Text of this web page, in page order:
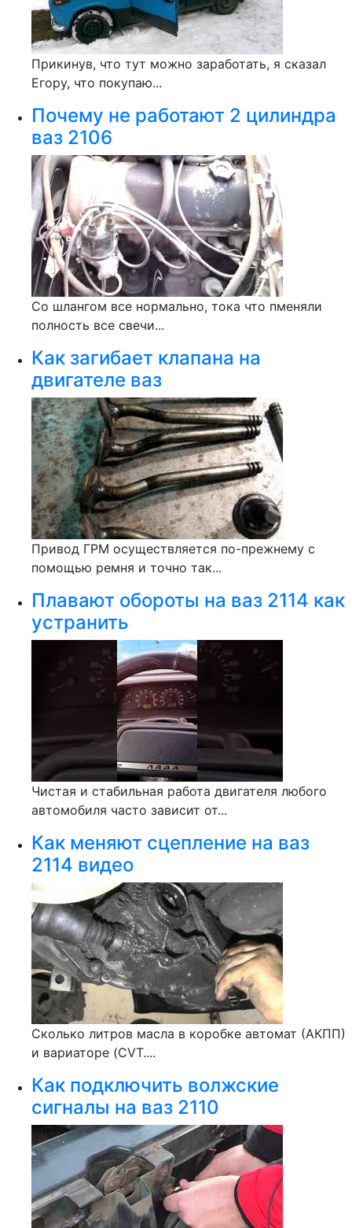
Прикинув, что тут можно заработать, я сказал
Егору, что покупаю...
Почему не работают 2 цилиндра
ваз 2106
Со шлангом все нормально, тока что пменяли
полность все свечи...
Как загибает клапана на
двигателе ваз
Привод ГРМ осуществляется по-прежнему с
помощью ремня и точно так...
Плавают обороты на ваз 2114 как
устранить
Чистая и стабильная работа двигателя любого
автомобиля часто зависит от...
Как меняют сцепление на ваз
2114 видео
Сколько литров масла в коробке автомат (АКПП)
и вариаторе (CVT....
Как подключить волжские
сигналы на ваз 2110